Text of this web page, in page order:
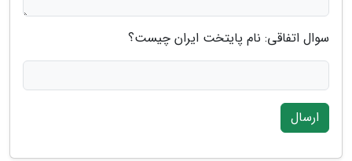
سوال اتفاقی: نام پایتخت ایران چیست؟
ارسال